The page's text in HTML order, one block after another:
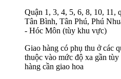
Quận 1, 3, 4, 5, 6, 8, 10, 11,
Tân Bình, Tân Phú, Phú
- Hóc Môn (tùy khu vực)
Giao hàng có phụ thu ở các
thuộc vào mức độ xa gần
hàng cần giao hoa